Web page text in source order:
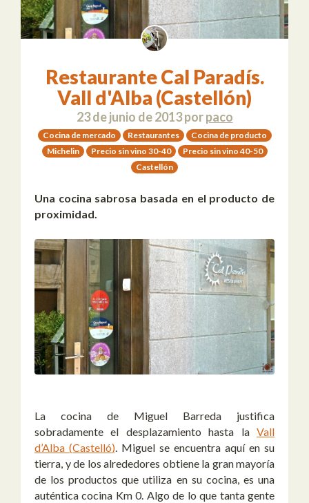
Restaurante Cal Paradís.
Vall d'Alba (Castellón)
23 de junio de 2013porpaco
Cocina de mercado Restaurantes
Cocina de producto
Michelin
Precio sin vino 30-40
Precio sin vino 40-50
Castellón
Una cocina sabrosa basada en el producto de
proximidad.
La cocina de Miguel Barreda justifica
sobradamente el desplazamiento hasta la Vall
d’Alba (Castelló) . Miguel se encuentra aquí en su
tierra, y de los alrededores obtiene la gran mayoría
de los productos que utiliza en su cocina, es una
auténtica cocina Km 0. Algo de lo que tanta gente